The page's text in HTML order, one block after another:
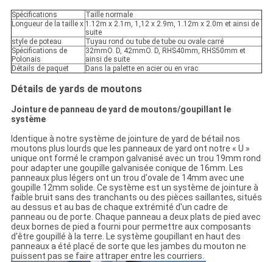
Spécifications
Taille normale
Longueur de la taille x 1.12m x 2.1m, 1,12 x 2.9m, 1.12m x 2.0m et ainsi de
suite
style de poteau
Tuyau rond ou tube de tube ou ovale carré
Spécifications de
Polonais
32mmO. D, 42mmO. D, RHS40mm, RHS50mm et
ainsi de suite
Détails de paquet
Dans la palette en acier ou en vrac
Détails de yards de moutons
Jointure de panneau de yard de moutons/goupillant le
système
Identique à notre système de jointure de yard de bétail nos
moutons plus lourds que les panneaux de yard ont notre « U »
unique ont formé le crampon galvanisé avec un trou 19mm rond
pour adapter une goupille galvanisée conique de 16mm. Les
panneaux plus légers ont un trou d'ovale de 14mm avec une
goupille 12mm solide. Ce système est un système de jointure à
faible bruit sans des tranchants ou des pièces saillantes, situés
au dessus et au bas de chaque extrémité d'un cadre de
panneau ou de porte. Chaque panneau a deux plats de pied avec
deux bornes de pied a fourni pour permettre aux composants
d'être goupillé à la terre. Le système goupillant en haut des
panneaux a été placé de sorte que les jambes du mouton ne
puissent pas se faire attraper entre les courriers.